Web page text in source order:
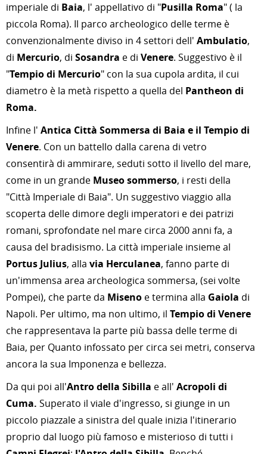
imperiale di Baia, l' appellativo di "Pusilla Roma" ( la
piccola Roma). Il parco archeologico delle terme è
convenzionalmente diviso in 4 settori dell' Ambulatio,
di Mercurio, di Sosandra e di Venere. Suggestivo è il
"Tempio di Mercurio" con la sua cupola ardita, il cui
diametro è la metà rispetto a quella del Pantheon di
Roma.
Infine l' Antica Città Sommersa di Baia e il Tempio di
Venere. Con un battello dalla carena di vetro
consentirà di ammirare, seduti sotto il livello del mare,
come in un grande Museo sommerso, i resti della
"Città Imperiale di Baia". Un suggestivo viaggio alla
scoperta delle dimore degli imperatori e dei patrizi
romani, sprofondate nel mare circa 2000 anni fa, a
causa del bradisismo. La città imperiale insieme al
Portus Julius, alla via Herculanea, fanno parte di
un'immensa area archeologica sommersa, (sei volte
Pompei), che parte da Miseno e termina alla Gaiola di
Napoli. Per ultimo, ma non ultimo, il Tempio di Venere
che rappresentava la parte più bassa delle terme di
Baia, per Quanto infossato per circa sei metri, conserva
ancora la sua Imponenza e bellezza.
Da qui poi all'Antro della Sibilla e all' Acropoli di
Cuma. Superato il viale d'ingresso, si giunge in un
piccolo piazzale a sinistra del quale inizia l'itinerario
proprio dal luogo più famoso e misterioso di tutti i